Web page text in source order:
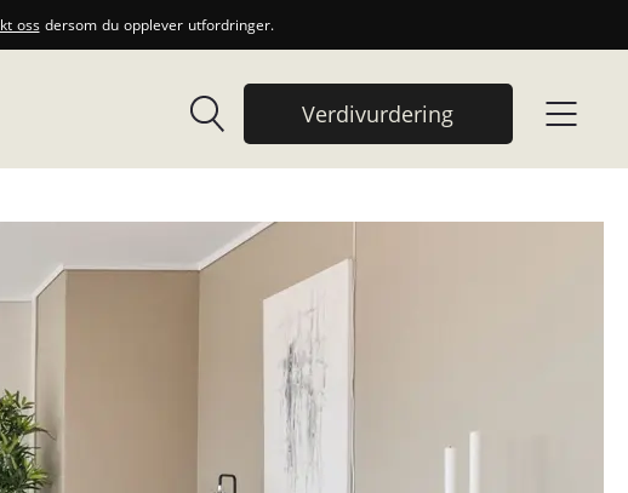
ossdersom du opplever utfordringer.
Verdivurdering